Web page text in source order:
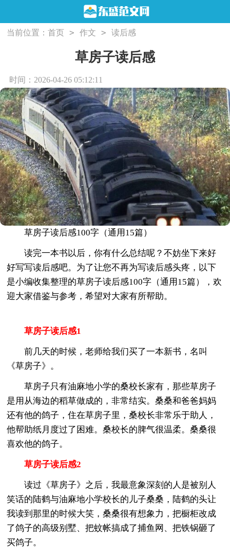
当前位置：首页 > 作文 > 读后感
草房子读后感
时间：2026-04-26 05:12:11
草房子读后感100字（通用15篇）
读完一本书以后，你有什么总结呢？不妨坐下来好
好写写读后感吧。为了让您不再为写读后感头疼，以下
是小编收集整理的草房子读后感100字（通用15篇），欢
迎大家借鉴与参考，希望对大家有所帮助。
草房子读后感1
前几天的时候，老师给我们买了一本新书，名叫
《草房子》。
草房子只有油麻地小学的桑校长家有，那些草房子
是用从海边的稻草做成的，非常结实。桑桑和爸爸妈妈
还有他的鸽子，住在草房子里，桑校长非常乐于助人，
他帮助纸月度过了困难。桑校长的脾气很温柔。桑桑很
喜欢他的鸽子。
草房子读后感2
读过《草房子》之后，我最意象深刻的人是被别人
笑话的陆鹤与油麻地小学校长的儿子桑桑，陆鹤的头让
我读到那里的时候大笑，桑桑很有想象力，把橱柜改成
了鸽子的高级别墅、把蚊帐搞成了捕鱼网、把铁锅砸了
买鸽子。